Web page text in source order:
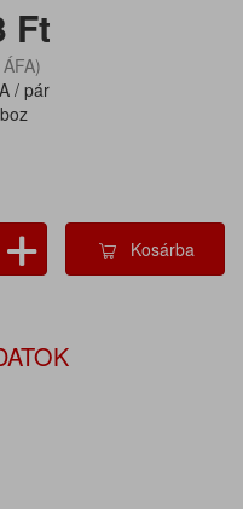
Ft
/ pár
Kosárba